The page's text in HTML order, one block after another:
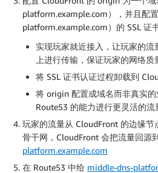
platform.example.com），并且配
platform.example.com）的 SSL 证
实现玩家就近接入，让玩家的流
上进行传输，保证玩家的网络质
将 SSL 证书认证过程卸载到
将 origin 配置成域名而非真实
Route53 的能力进行更灵活的流
玩家的流量从 CloudFront 的边缘节
骨干网，CloudFront 会把流量回源
platform.example.com
在 Route53 中给 middle-dns-